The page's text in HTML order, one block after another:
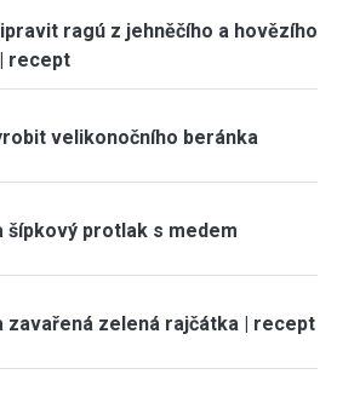
ragú z jehněčího a hovězího
recept
velikonočního beránka
šípkový protlak s medem
zavařená zelená rajčátka | recept